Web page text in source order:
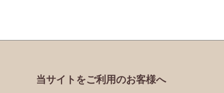
当サイトをご利用のお客様へ